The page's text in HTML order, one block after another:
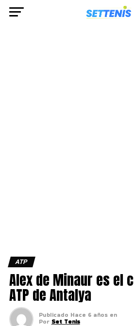
ATP
Alex de Minaur es el
ATP de Antalya
Publicado Hace 6 años en
Por Set Tenis